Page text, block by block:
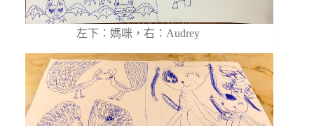
左下：媽咪，右：Audrey